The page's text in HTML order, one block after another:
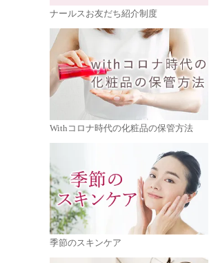
ナールスお友だち紹介制度
Withコロナ時代の化粧品の保管方法
季節のスキンケア